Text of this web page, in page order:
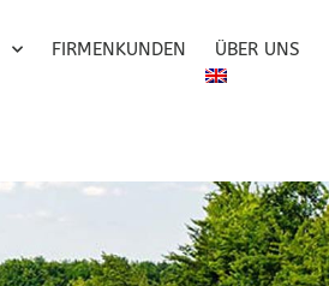
FIRMENKUNDEN ÜBER UNS